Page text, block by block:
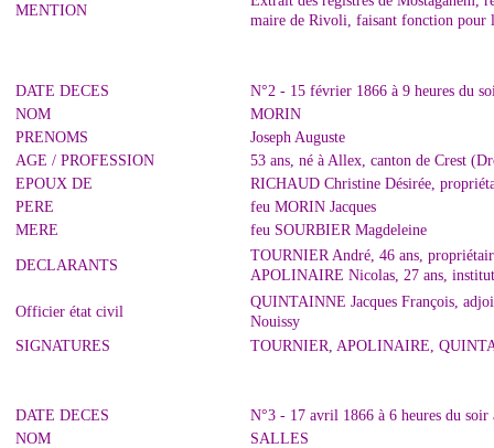
MENTION
maire de Rivoli, faisant fonction pour
DATE DECES
N°2 - 15 février 1866 à 9 heures du
NOM
MORIN
PRENOMS
Joseph Auguste
AGE / PROFESSION
53 ans, né à Allex, canton de Crest
EPOUX DE
RICHAUD Christine Désirée,
PERE
feu MORIN Jacques
MERE
feu SOURBIER Magdeleine
DECLARANTS
TOURNIER André, 46 ans,
APOLINAIRE Nicolas, 27 ans,
Officier état civil
QUINTAINNE Jacques François,
Nouissy
SIGNATURES
TOURNIER, APOLINAIRE,
DATE DECES
N°3 - 17 avril 1866 à 6 heures du soir
NOM
SALLES